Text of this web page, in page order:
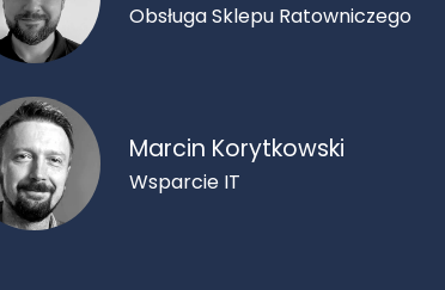
Obsługa Sklepu Ratowniczego
Marcin Korytkowski
Wsparcie IT